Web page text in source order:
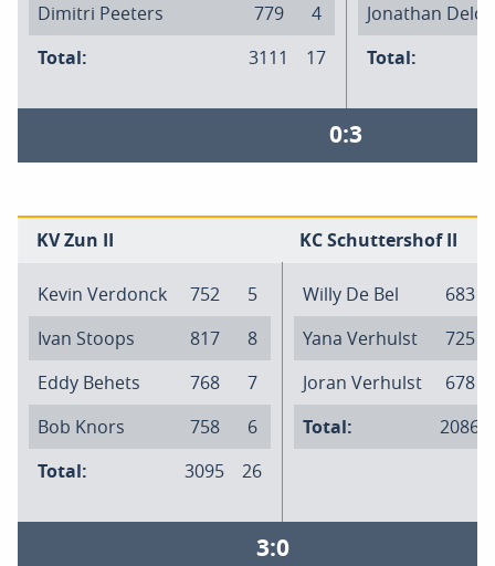
Dimitri Peeters
779
4
Total:
3111 17
Jonathan
Total:
0:3
KV Zun II KC Schuttershof II
Kevin Verdonck 752
5
Ivan Stoops
817
8
Eddy Behets
768
7
Bob Knors
758
6
Total:
3095 26
Willy De Bel
683
Yana Verhulst
725
Joran Verhulst
678
Total:
2086
3:0